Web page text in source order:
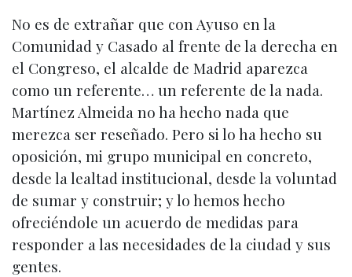
No es de extrañar que con Ayuso en la
Comunidad y Casado al frente de la derecha en
el Congreso, el alcalde de Madrid aparezca
como un referente… un referente de la nada.
Martínez Almeida no ha hecho nada que
merezca ser reseñado. Pero si lo ha hecho su
oposición, mi grupo municipal en concreto,
desde la lealtad institucional, desde la voluntad
de sumar y construir; y lo hemos hecho
ofreciéndole un acuerdo de medidas para
responder a las necesidades de la ciudad y sus
gentes.